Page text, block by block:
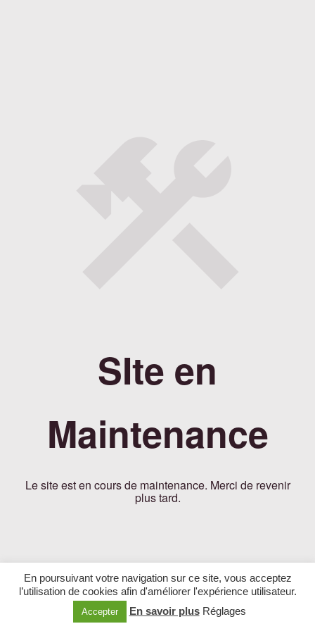
SIte en
Maintenance
Le site est en cours de maintenance. Merci de revenir
plus tard.
En poursuivant votre navigation sur ce site, vous acceptez
l’utilisation de cookies afin d'améliorer l'expérience utilisateur.
Accepter En savoir plus Réglages